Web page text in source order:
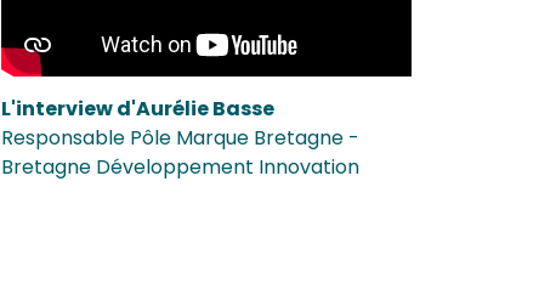
L'interview d'Aurélie Basse
Responsable Pôle Marque Bretagne -
Bretagne Développement Innovation